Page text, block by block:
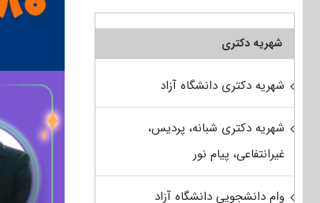
شهریه دکتری
شهریه دکتری دانشگاه آزاد
شهریه دکتری شبانه، پردیس،
غیرانتفاعی، پیام نور
وام دانشجویی دانشگاه آزاد